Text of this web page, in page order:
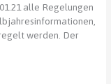
alle Regelungen
werden. Der